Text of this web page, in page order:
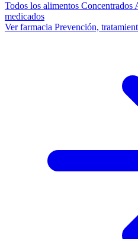
Todos los alimentos Concentrados
medicados
Ver farmacia Prevención,